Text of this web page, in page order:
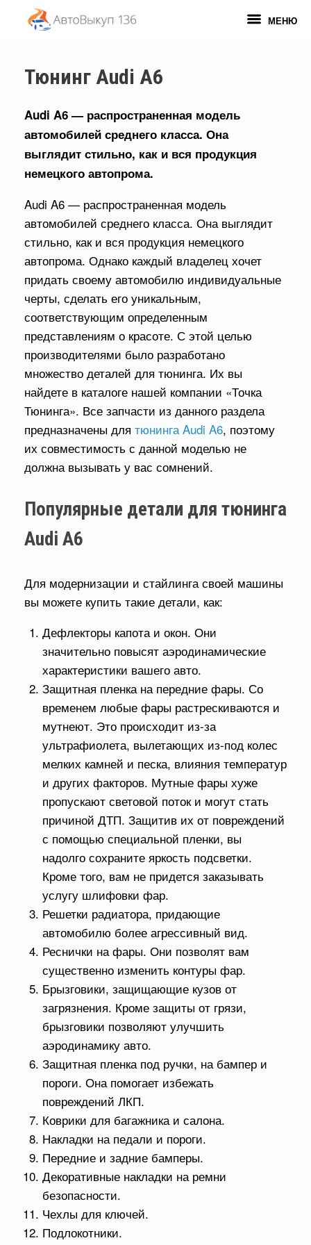
содержанию
МЕНЮ
Тюнинг Audi A6
Audi A6 — распространенная модель
автомобилей среднего класса. Она
выглядит стильно, как и вся продукция
немецкого автопрома.
Audi A6 — распространенная модель
автомобилей среднего класса. Она выглядит
стильно, как и вся продукция немецкого
автопрома. Однако каждый владелец хочет
придать своему автомобилю индивидуальные
черты, сделать его уникальным,
соответствующим определенным
представлениям о красоте. С этой целью
производителями было разработано
множество деталей для тюнинга. Их вы
найдете в каталоге нашей компании «Точка
Тюнинга». Все запчасти из данного раздела
предназначены для тюнинга Audi A6, поэтому
их совместимость с данной моделью не
должна вызывать у вас сомнений.
Популярные детали для тюнинга
Audi A6
Для модернизации и стайлинга своей машины
вы можете купить такие детали, как:
Дефлекторы капота и окон. Они
значительно повысят аэродинамические
характеристики вашего авто.
Защитная пленка на передние фары. Со
временем любые фары растрескиваются и
мутнеют. Это происходит из-за
ультрафиолета, вылетающих из-под колес
мелких камней и песка, влияния температур
и других факторов. Мутные фары хуже
пропускают световой поток и могут стать
причиной ДТП. Защитив их от повреждений
с помощью специальной пленки, вы
надолго сохраните яркость подсветки.
Кроме того, вам не придется заказывать
услугу шлифовки фар.
Решетки радиатора, придающие
автомобилю более агрессивный вид.
Реснички на фары. Они позволят вам
существенно изменить контуры фар.
Брызговики, защищающие кузов от
загрязнения. Кроме защиты от грязи,
брызговики позволяют улучшить
аэродинамику авто.
Защитная пленка под ручки, на бампер и
пороги. Она помогает избежать
повреждений ЛКП.
Коврики для багажника и салона.
Накладки на педали и пороги.
Передние и задние бамперы.
Декоративные накладки на ремни
безопасности.
Чехлы для ключей.
Подлокотники.